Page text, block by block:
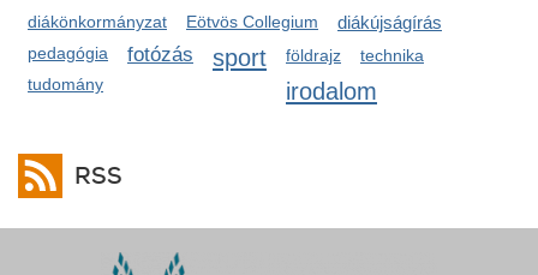
diákönkormányzat
Eötvös Collegium
diákújságírás
pedagógia fotózás sport földrajz
technika
tudomány
irodalom
RSS